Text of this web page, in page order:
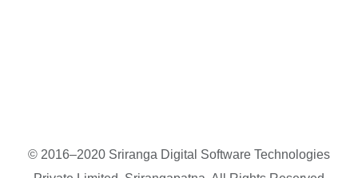
© 2016–2020 Sriranga Digital Software Technologies